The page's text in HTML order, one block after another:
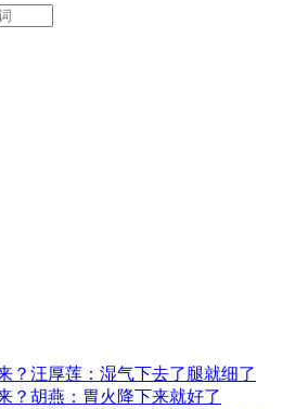
？汪厚莲：湿气下去了腿就细了
？胡燕：胃火降下来就好了